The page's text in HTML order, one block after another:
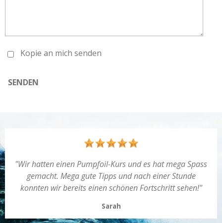
Kopie an mich senden
SENDEN
"Wir hatten einen Pumpfoil-Kurs und es hat mega Spass
gemacht. Mega gute Tipps und nach einer Stunde
konnten wir bereits einen schönen Fortschritt sehen!"
Sarah